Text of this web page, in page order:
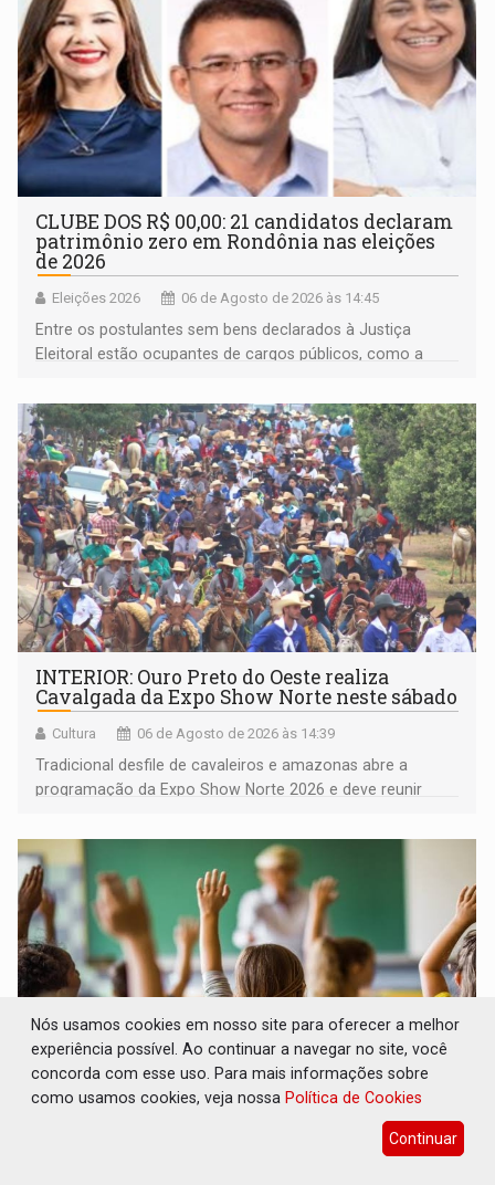
CLUBE DOS R$ 00,00: 21 candidatos declaram
patrimônio zero em Rondônia nas eleições
de 2026
Eleições 2026 06 de Agosto de 2026 às 14:45
Entre os postulantes sem bens declarados à Justiça
Eleitoral estão ocupantes de cargos públicos, como a
Pedro Geovar (PP) e a vice-prefeita Magna dos Anjos
(NOVO)
INTERIOR: Ouro Preto do Oeste realiza
Cavalgada da Expo Show Norte neste sábado
Cultura 06 de Agosto de 2026 às 14:39
Tradicional desfile de cavaleiros e amazonas abre a
programação da Expo Show Norte 2026 e deve reunir
DESENVOLVIMENTO: Ideb avança nos anos
Nós usamos cookies em nosso site para oferecer a melhor
experiência possível. Ao continuar a navegar no site, você
concorda com esse uso. Para mais informações sobre
como usamos cookies, veja nossa Política de Cookies
Continuar